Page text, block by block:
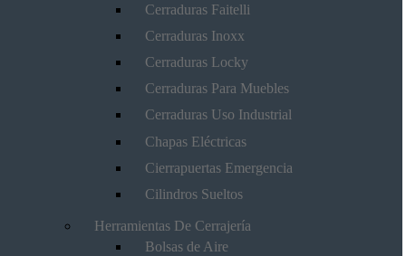
Cerraduras Faitelli
Cerraduras Inoxx
Cerraduras Locky
Cerraduras Para Muebles
Cerraduras Uso Industrial
Chapas Eléctricas
Cierrapuertas Emergencia
Cilindros Sueltos
Herramientas De Cerrajería
Bolsas de Aire